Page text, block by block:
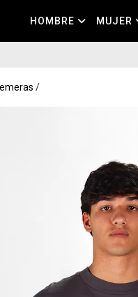
HOMBRE MUJER